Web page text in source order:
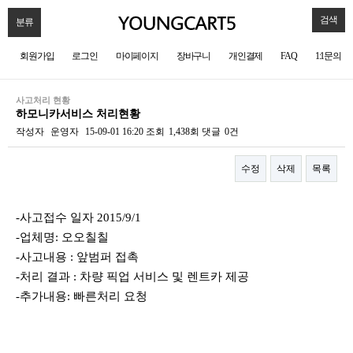
분류 검색
회원가입 로그인 마이페이지 장바구니 개인결제 FAQ 1:1문의
사고처리 현황
하모니카서비스 처리현황
작성자 운영자 15-09-01 16:20 조회 1,438회 댓글 0건
수정 삭제 목록
-사고접수 일자 2015/9/1
-업체명: 오오칠칠
-사고내용 : 앞범퍼 접촉
-처리 결과 : 차량 픽업 서비스 및 렌트카 제공
-추가내용: 빠른처리 요청